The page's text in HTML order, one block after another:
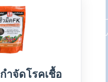
ำจัดโรคเชื้อ